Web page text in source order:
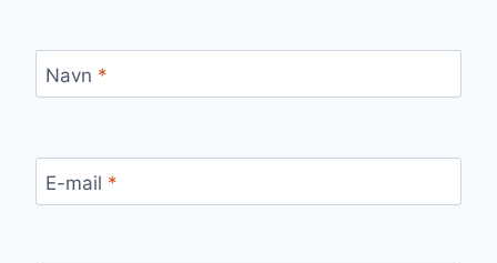
Navn *
E-mail *